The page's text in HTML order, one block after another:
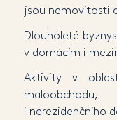
jsou nemovitosti
Dlouholeté
v domácím i
Aktivity v
i nerezidenčního